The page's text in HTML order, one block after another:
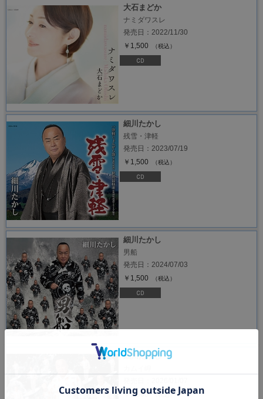
大石まどか
ナミダワスレ
発売日：2022/11/30
￥1,500
（税込）
細川たかし
残雪・津軽
発売日：2023/07/19
￥1,500
（税込）
細川たかし
男船
発売日：2024/07/03
￥1,500
（税込）
細川たかし
￥1,500 （税込）